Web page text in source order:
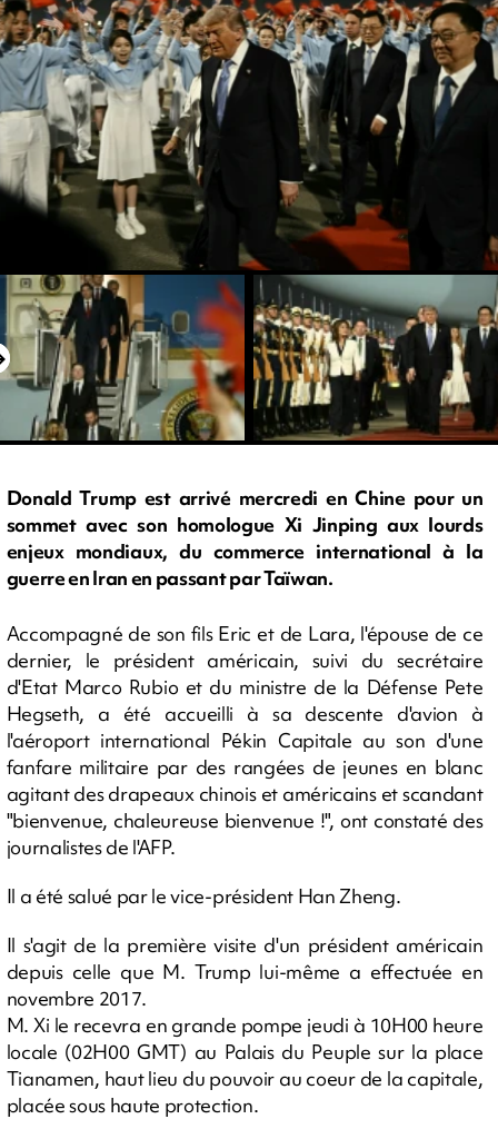
Donald Trump est arrivé mercredi en Chine pour un
sommet avec son homologue Xi Jinping aux lourds
enjeux mondiaux, du commerce international à la
guerre en Iran en passant par Taïwan.
Accompagné de son fils Eric et de Lara, l'épouse de ce
dernier, le président américain, suivi du secrétaire
d'Etat Marco Rubio et du ministre de la Défense Pete
Hegseth, a été accueilli à sa descente d'avion à
l'aéroport international Pékin Capitale au son d'une
fanfare militaire par des rangées de jeunes en blanc
agitant des drapeaux chinois et américains et scandant
"bienvenue, chaleureuse bienvenue !", ont constaté des
journalistes de l'AFP.
Il a été salué par le vice-président Han Zheng.
Il s'agit de la première visite d'un président américain
depuis celle que M. Trump lui-même a effectuée en
novembre 2017.
M. Xi le recevra en grande pompe jeudi à 10H00 heure
locale (02H00 GMT) au Palais du Peuple sur la place
Tianamen, haut lieu du pouvoir au coeur de la capitale,
placée sous haute protection.